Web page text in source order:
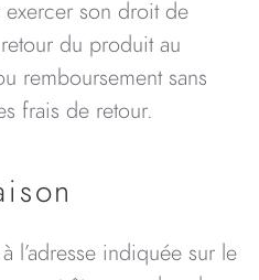
son droit de
du produit au
remboursement sans
frais de retour.
l’adresse indiquée sur le